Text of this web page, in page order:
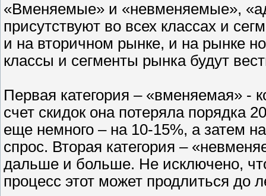
«Вменяемые» и «невменяемые»,
присутствуют во всех классах и
и на вторичном рынке, и на рынке
классы и сегменты рынка будут
Первая категория – «вменяемая» -
счет скидок она потеряла порядка
еще немного – на 10-15%, а затем
спрос. Вторая категория –
дальше и больше. Не исключено,
процесс этот может продлиться до